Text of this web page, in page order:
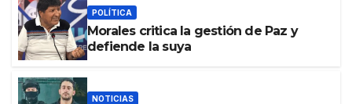
POLÍTICA
Morales critica la gestión de Paz y
defiende la suya
NOTICIAS